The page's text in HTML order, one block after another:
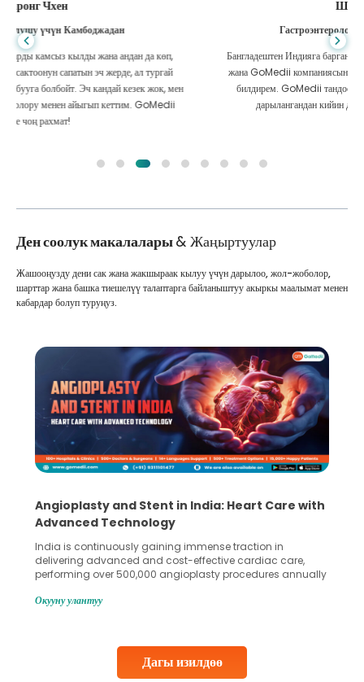
Гастроэнтерология үчүн Бангладештен
Бангладештен Индияга барганда дарыланууга жардам берген уулума
жана GoMedii компаниясынын мыкты командасына ыраазычылык
билдирем. GoMedii тандоодо биз туура тандоо жасадык. Алар
дарылангандан кийин да биз менен тыгыз байланышта
Ден соолук макалалары& Жаңыртуулар
Дагы изилдөө
Жашооңузду дени сак жана жакшыраак кылуу үчүн дарылоо, жол-жоболор,
шарттар жана башка тиешелүү талаптарга байланыштуу акыркы маалымат менен
кабардар болуп туруңуз.
Angioplasty and Stent in India: Heart Care with
Advanced Technology
India is continuously gaining immense traction in
delivering advanced and cost-effective cardiac care,
performing over 500,000 angioplasty procedures annually
globe are searching for treatments like angioplasty and
Studies, such as one published
Окууну улантуу